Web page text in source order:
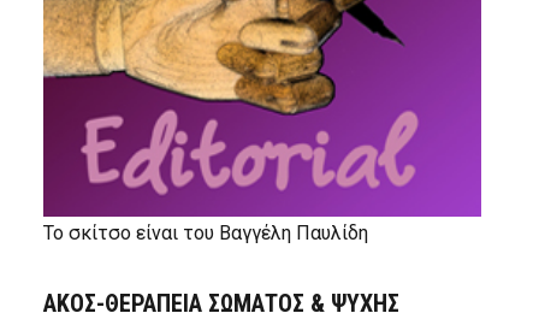
Το σκίτσο είναι του Βαγγέλη Παυλίδη
ΑΚΟΣ-ΘΕΡΑΠΕΙΑ ΣΩΜΑΤΟΣ & ΨΥΧΗΣ